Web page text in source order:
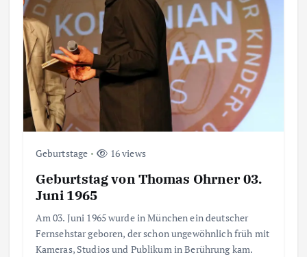
Geburtstage 16 views
Geburtstag von Thomas Ohrner 03.
Juni 1965
Am 03. Juni 1965 wurde in München ein deutscher
Fernsehstar geboren, der schon ungewöhnlich früh mit
Kameras, Studios und Publikum in Berührung kam.